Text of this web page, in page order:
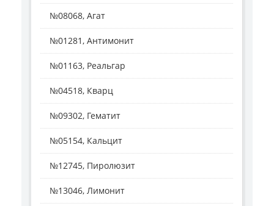
№08068, Агат
№01281, Антимонит
№01163, Реальгар
№04518, Кварц
№09302, Гематит
№05154, Кальцит
№12745, Пиролюзит
№13046, Лимонит